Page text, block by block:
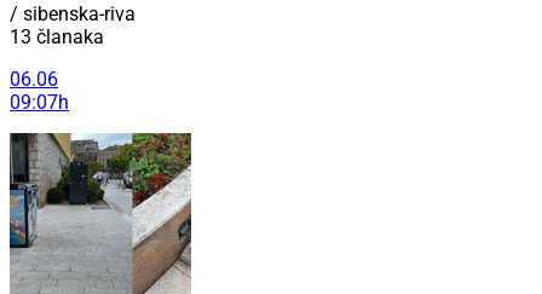
/ sibenska-riva
13 članaka
06.06
09:07h